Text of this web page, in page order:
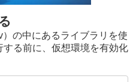
の中にあるライブラリを使
る前に、仮想環境を有効化